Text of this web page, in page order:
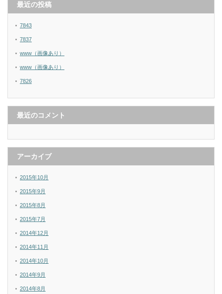
最近の投稿
7843
7837
www（画像あり）
www（画像あり）
7826
最近のコメント
アーカイブ
2015年10月
2015年9月
2015年8月
2015年7月
2014年12月
2014年11月
2014年10月
2014年9月
2014年8月